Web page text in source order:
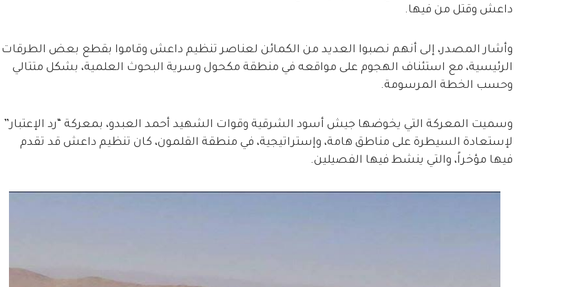
داعش وقتل من فيها.
وأشار المصدر، إلى أنهم نصبوا العديد من الكمائن لعناصر تنظيم داعش وقاموا بقطع بعض الطرقات
الرئيسية، مع استئناف الهجوم على مواقعه في منطقة مكحول وسرية البحوث العلمية، بشكل متتالي
وحسب الخطة المرسومة.
وسميت المعركة التي يخوضها جيش أسود الشرقية وقوات الشهيد أحمد العبدو، بمعركة “رد الإعتبار”
لإستعادة السيطرة على مناطق هامة، وإستراتيجية، في منطقة القلمون، كان تنظيم داعش قد تقدم
فيها مؤخراً، والتي ينشط فيها الفصيلين.